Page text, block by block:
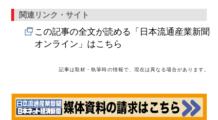
関連リンク・サイト
この記事の全文が読める「日本流通産業新聞
オンライン」はこちら
記事は取材・執筆時の情報で、現在は異なる場合があります。